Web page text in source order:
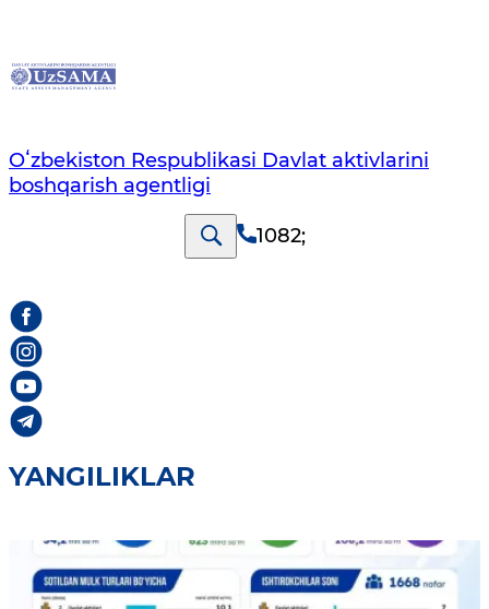
Oʻzbekiston Respublikasi Davlat aktivlarini
boshqarish agentligi
1082;
YANGILIKLAR